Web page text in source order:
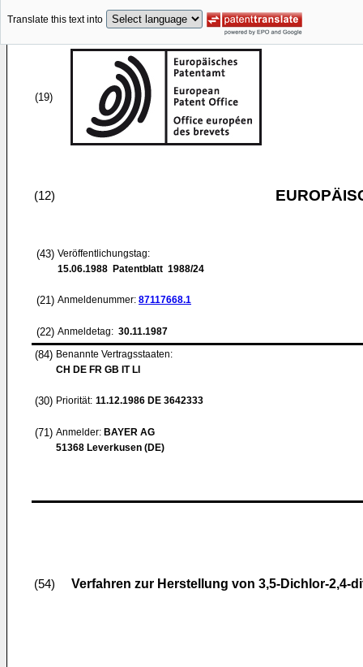
Translate this text into
(19)
(12)
(43) Veröffentlichungstag:
15.06.1988 Patentblatt 1988/24
(21) Anmeldenummer: 87117668.1
(22) Anmeldetag: 30.11.1987
(84) Benannte Vertragsstaaten:
CH DE FR GB IT LI
(30) Priorität: 11.12.1986 DE 3642333
(71) Anmelder: BAYER AG
51368 Leverkusen (DE)
(54) Verfahren zur Herstellung von 3,5-Dichlor-2,4-